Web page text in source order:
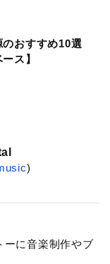
おすすめ10選
ス】
)
ーに音楽制作やブ